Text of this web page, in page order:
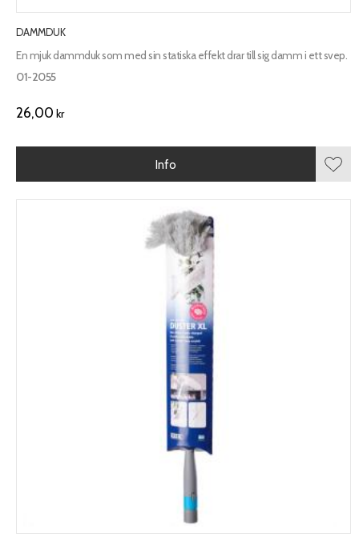
DAMMDUK
En mjuk dammduk som med sin statiska effekt drar till sig damm i ett svep.
01-2055
26,00 kr
Info